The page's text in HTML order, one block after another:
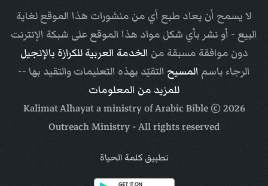
لا يسمح أن يعاد طبع أي من منشورات هذا الموقع لغاية
البيع - أو نشر بأي شكل مواد هذا الموقع على شبكة الإنترنت
دون موافقة مسبقة من الخدمة العربية للكرازة بالإنجيل
الرجاء باسم المسيح التقيّد بهذه التعليمات والتقيد بها --
للمزيد من المعلومات
2026
© Kalimat Alhayat a ministry of
Arabic Bible
Outreach Ministry- All rights reserved
تطبيق كلمة الحياة